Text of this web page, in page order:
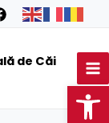
de Căi